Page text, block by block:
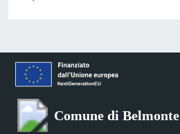
Comune di